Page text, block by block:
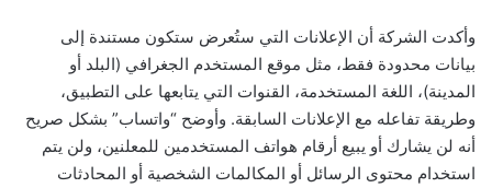
وأكدت الشركة أن الإعلانات التي ستُعرض ستكون مستندة إلى
بيانات محدودة فقط، مثل موقع المستخدم الجغرافي (البلد أو
المدينة)، اللغة المستخدمة، القنوات التي يتابعها على التطبيق،
وطريقة تفاعله مع الإعلانات السابقة. وأوضح “واتساب” بشكل صريح
أنه لن يشارك أو يبيع أرقام هواتف المستخدمين للمعلنين، ولن يتم
استخدام محتوى الرسائل أو المكالمات الشخصية أو المحادثات